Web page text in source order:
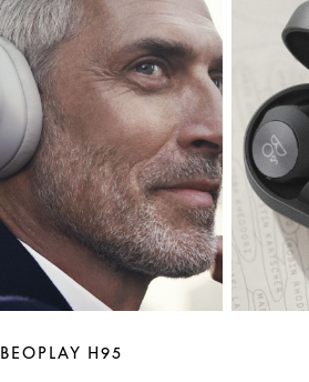
BEOPLAY H95